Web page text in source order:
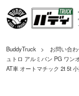
BuddyTruck お問い合
ュトロ アルミバン PG ワン
AT車 オートマチック 2t 5t